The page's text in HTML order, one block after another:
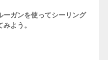
ーガンを使ってシーリング
よう。